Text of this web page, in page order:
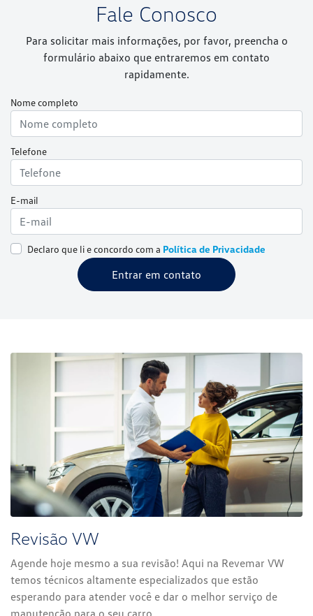
Fale Conosco
Para solicitar mais informações, por favor, preencha o
formulário abaixo que entraremos em contato
rapidamente.
Nome completo
Telefone
E-mail
Declaro que li e concordo com a Política de Privacidade
Entrar em contato
Revisão VW
Agende hoje mesmo a sua revisão! Aqui na Revemar VW
temos técnicos altamente especializados que estão
esperando para atender você e dar o melhor serviço de